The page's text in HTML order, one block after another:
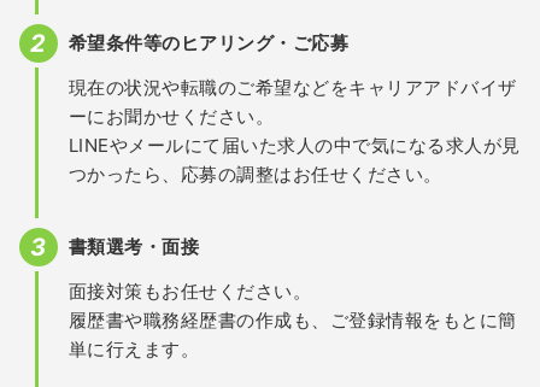
希望条件等のヒアリング・ご応募
現在の状況や転職のご希望などをキャリアアドバイザ
ーにお聞かせください。
LINEやメールにて届いた求人の中で気になる求人が見
つかったら、応募の調整はお任せください。
書類選考・面接
面接対策もお任せください。
履歴書や職務経歴書の作成も、ご登録情報をもとに簡
単に行えます。